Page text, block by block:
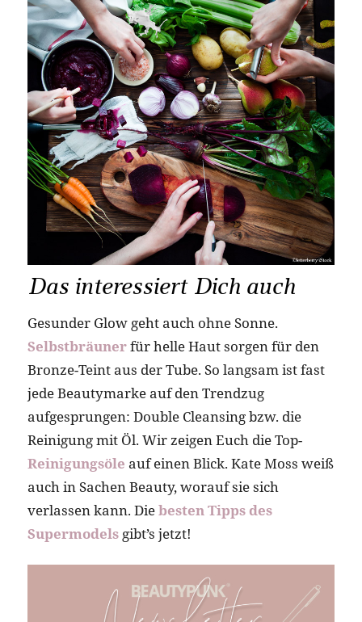
Das interessiert Dich auch
Gesunder Glow geht auch ohne Sonne.
Selbstbräunerfür helle Haut sorgen für den
Bronze-Teint aus der Tube. So langsam ist fast
jede Beautymarke auf den Trendzug
aufgesprungen: Double Cleansing bzw. die
Reinigung mit Öl. Wir zeigen Euch die Top-
Reinigungsöle auf einen Blick. Kate Moss weiß
auch in Sachen Beauty, worauf sie sich
verlassen kann. Diebesten Tipps des
Supermodelsgibt’s jetzt!